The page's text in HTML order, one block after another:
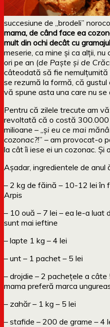
succesiune de „brodeli”
mama, de când face ea
mult din ochi decât cu gramajul
meserie, ca mine și ca alții,
ori pe an (de Paște și de
câteodată să fie nemulțumită
se rezumă la formă, că
vă spune asta una care nu se
Pentru că zilele trecute am
revoltată că o costă 300.000
milioane – „ și eu ce mai
cozonac?!” – am provocat-o
la cât îi iese ei un cozonac. Și
Așadar, ingredientele de anul
– 2 kg de făină – 10-12 lei în
Arpis
– 10 ouă – 7 lei – ea le-a luat
sunt mai ieftine
– lapte 1 kg – 4 lei
– unt – 1 pachet – 5 lei
– drojdie – 2 pachețele a
mama preferă marca
– zahăr – 1 kg – 5 lei
– stafide – 200 de grame – 4